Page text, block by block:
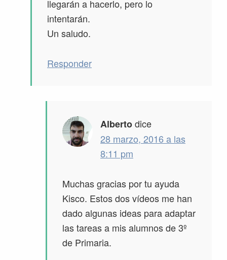
llegarán a hacerlo, pero lo
intentarán.
Un saludo.
Responder
Albertodice
28 marzo, 2016 a las
8:11 pm
Muchas gracias por tu ayuda
Kisco. Estos dos vídeos me han
dado algunas ideas para adaptar
las tareas a mis alumnos de 3º
de Primaria.